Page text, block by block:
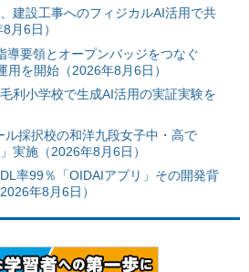
建設工事へのフィジカルAI活用で共
月6日）
導要領とオープンバッジをつなぐ
用を開始（2026年8月6日）
利小学校で生成AI活用の実証実験を
ル採択校の和洋九段女子中・高で
実施（2026年8月6日）
率99％「OIDAIアプリ」その開発背
年8月6日）